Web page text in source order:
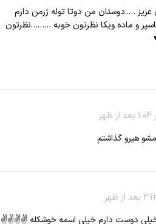
…..دوستان من دوتا توله ژرمن دارم
و ماده ویکا نظرتون خوبه ………نظرتون
هیرو گذاشتم
دوست دارم خیلی اسمه خوشکله ✌️✌️✌️✌️